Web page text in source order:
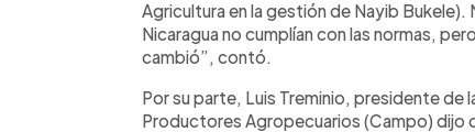
Agricultura en la gestión de Nayib
Nicaragua no cumplían con las normas,
cambió”, contó.
Por su parte, Luis Treminio, presidente de
Productores Agropecuarios (Campo) dijo